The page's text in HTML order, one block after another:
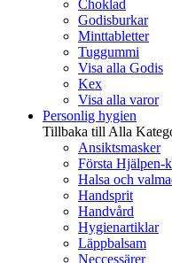
Choklad
Godisburkar
Minttabletter
Tuggummi
Visa alla Godis
Kex
Visa alla varor
Personlig hygien
Tillbaka till Alla
Ansiktsmasker
Första Hjälpen-
Halsa och
Handsprit
Handvård
Hygienartiklar
Läppbalsam
Neccessärer